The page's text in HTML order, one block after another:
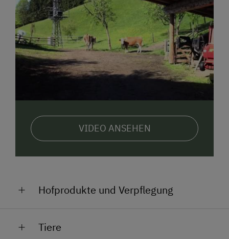
VIDEO ANSEHEN
Hofprodukte und Verpflegung
Marmeladen, Würste, Säfte-Sirup, Liköre, Schnaps,
Tiere